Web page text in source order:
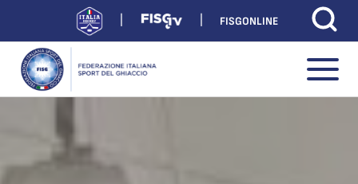
FISGONLINE